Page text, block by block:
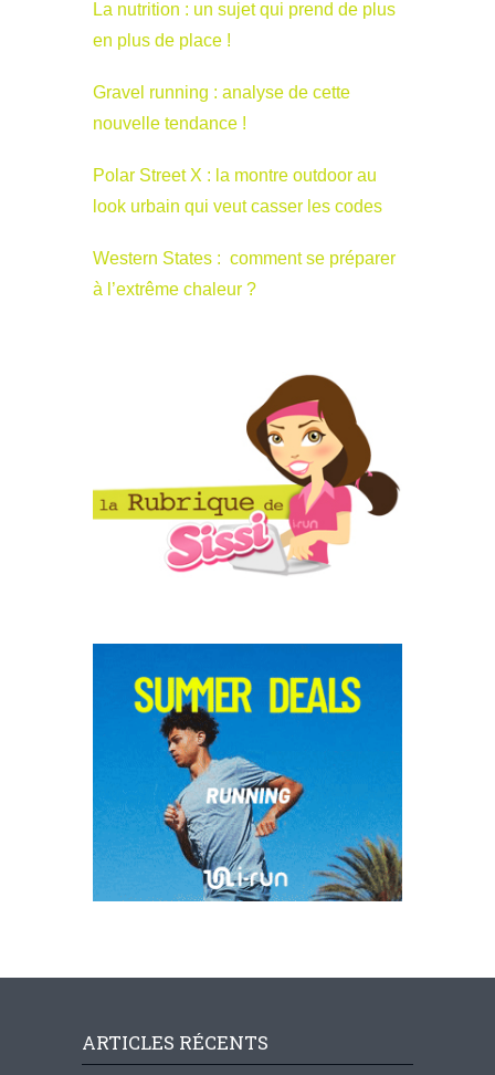
La nutrition : un sujet qui prend de plus
en plus de place !
Gravel running : analyse de cette
nouvelle tendance !
Polar Street X : la montre outdoor au
look urbain qui veut casser les codes
Western States : comment se préparer
à l’extrême chaleur ?
ARTICLES RÉCENTS